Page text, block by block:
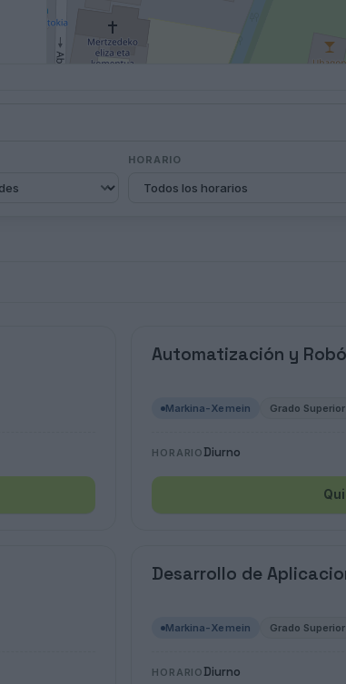
HORARIO
Automatización y
Markina-Xemein Grado Superior
HORARIO Diurno
Desarrollo de
Markina-Xemein Grado Superior
HORARIO Diurno